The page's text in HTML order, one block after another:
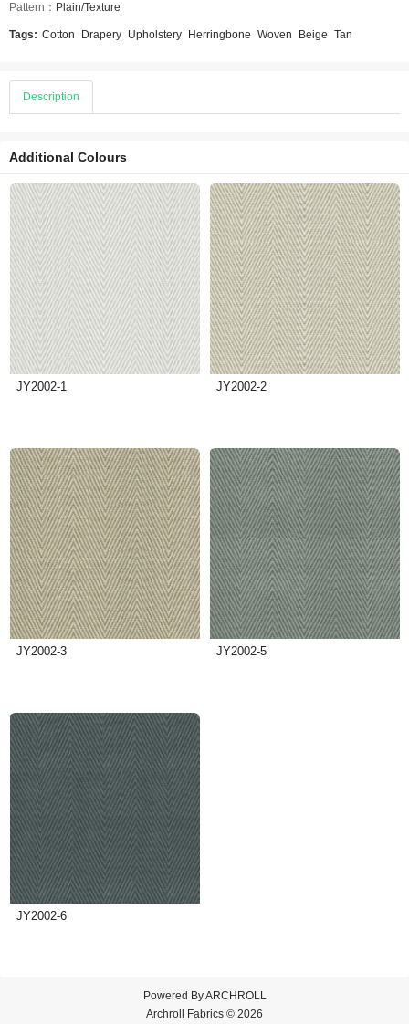
Pattern： Plain/Texture
Tags: Cotton Drapery Upholstery Herringbone Woven Beige Tan
Description
Additional Colours
JY2002-1 JY2002-2
JY2002-3 JY2002-5
JY2002-6
Powered ByARCHROLL
Archroll Fabrics © 2026